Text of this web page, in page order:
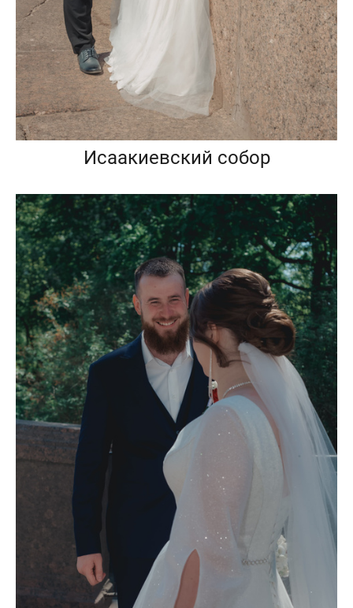
Исаакиевский собор